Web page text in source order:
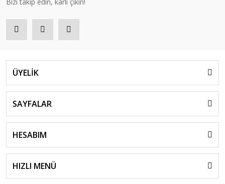
ÜYELİK
SAYFALAR
HESABIM
HIZLI MENÜ